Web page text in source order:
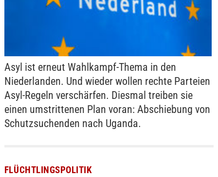
Asyl ist erneut Wahlkampf-Thema in den
Niederlanden. Und wieder wollen rechte Parteien
Asyl-Regeln verschärfen. Diesmal treiben sie
einen umstrittenen Plan voran: Abschiebung von
Schutzsuchenden nach Uganda.
FLÜCHTLINGSPOLITIK